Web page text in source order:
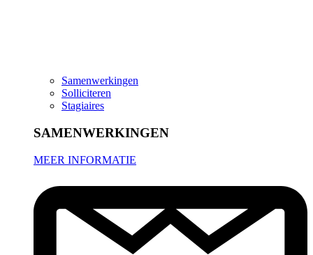
Samenwerkingen
Solliciteren
Stagiaires
SAMENWERKINGEN
MEER INFORMATIE